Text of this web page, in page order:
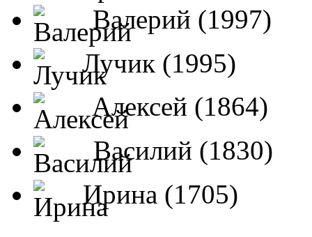
Валерий (1997)
Лучик (1995)
Алексей (1864)
Василий (1830)
Ирина (1705)